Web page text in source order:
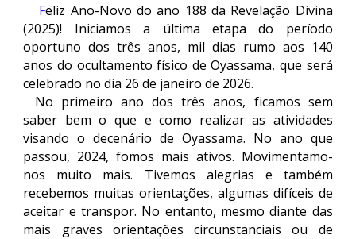
Feliz Ano-Novo do ano 188 da Revelação Divina
(2025)! Iniciamos a última etapa do período
oportuno dos três anos, mil dias rumo aos 140
anos do ocultamento físico de Oyassama, que será
celebrado no dia 26 de janeiro de 2026.
No primeiro ano dos três anos, ficamos sem
saber bem o que e como realizar as atividades
visando o decenário de Oyassama. No ano que
passou, 2024, fomos mais ativos. Movimentamo-
nos muito mais. Tivemos alegrias e também
recebemos muitas orientações, algumas difíceis de
aceitar e transpor. No entanto, mesmo diante das
mais graves orientações circunstanciais ou de